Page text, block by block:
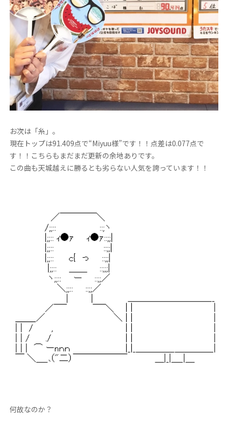
お次は「糸」。
現在トップは91.409点で“Miyuu様”です！！点差は0.077点で
す！！こちらもまだまだ更新の余地ありです。
この曲も天城越えに勝るとも劣らない人気を誇っています！！
何故なのか？